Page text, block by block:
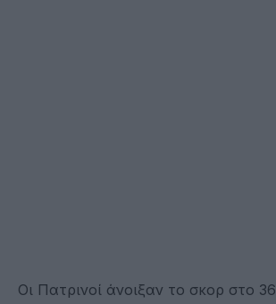
Οι Πατρινοί άνοιξαν το σκορ στο